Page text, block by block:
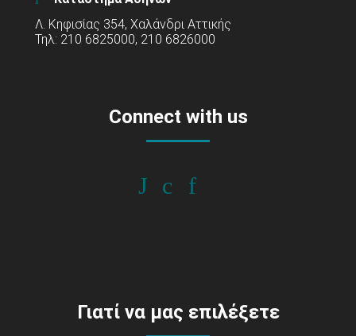
Λ. Κηφισίας 354, Χαλάνδρι Αττικής
Τηλ: 210 6825000, 210 6826000
Connect with us
Γιατί να μας επιλέξετε